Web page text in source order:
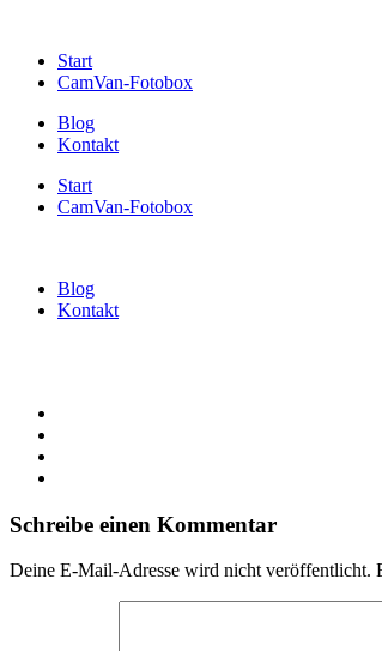
Start
CamVan-Fotobox
Blog
Kontakt
Start
CamVan-Fotobox
Blog
Kontakt
Schreibe einen Kommentar
Deine E-Mail-Adresse wird nicht veröffentlicht.